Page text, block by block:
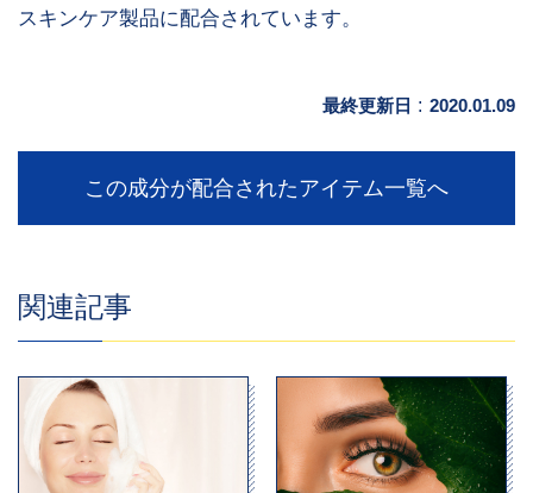
スキンケア製品に配合されています。
最終更新日 : 2020.01.09
この成分が配合されたアイテム一覧へ
関連記事